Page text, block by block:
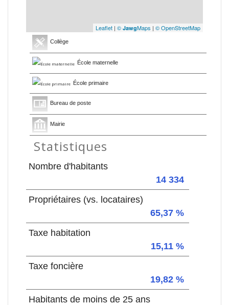
Leaflet | © JawgMaps | © OpenStreetMap
Collège
École maternelle
École primaire
Bureau de poste
Mairie
Statistiques
Nombre d'habitants
14 334
Propriétaires (vs. locataires)
65,37 %
Taxe habitation
15,11 %
Taxe foncière
19,82 %
Habitants de moins de 25 ans